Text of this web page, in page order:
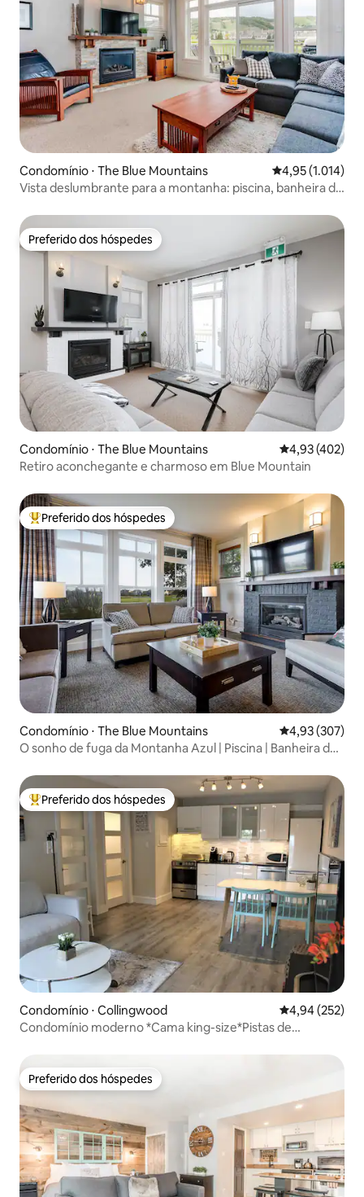
Condomínio ⋅ The Blue Mountains 4,95 de uma
4,95 (1.014)
Vista deslumbrante para a montanha: piscina, banheira de
Preferido dos hóspedes
Preferido dos hóspedes
Condomínio ⋅ The Blue Mountains 4,93 de uma
4,93 (402)
Retiro aconchegante e charmoso em Blue Mountain
Entre os melhores preferidos dos hóspedes
Preferido dos hóspedes
Condomínio ⋅ The Blue Mountains 4,93 de uma
4,93 (307)
O sonho de fuga da Montanha Azul | Piscina | Banheira de
Entre os melhores preferidos dos hóspedes
Preferido dos hóspedes
Condomínio ⋅ Collingwood 4,94 de uma
4,94 (252)
Condomínio moderno *Cama king-size*Pistas de
Preferido dos hóspedes
Preferido dos hóspedes